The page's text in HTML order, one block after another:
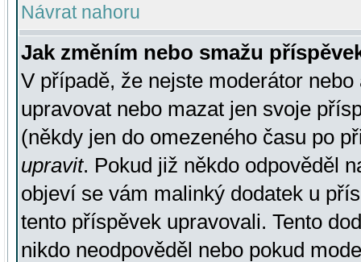
Návrat nahoru
Jak změním nebo smažu
V případě, že nejste moderátor
upravovat nebo mazat jen svoje
(někdy jen do omezeného času po
upravit. Pokud již někdo odpověděl
objeví se vám malinký dodatek u
tento příspěvek upravovali. Tento
nikdo neodpověděl nebo pokud